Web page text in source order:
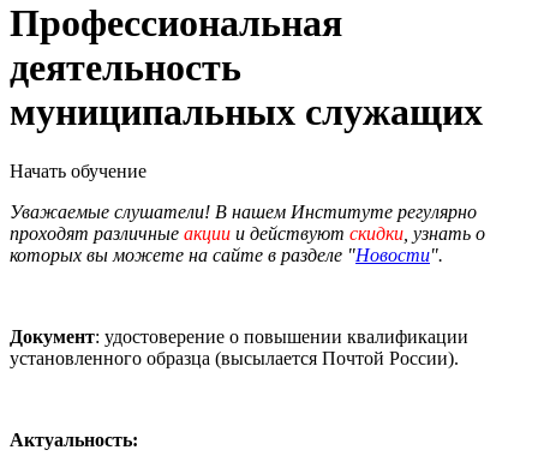
Профессиональная
деятельность
муниципальных служащих
Начать обучение
Уважаемые слушатели! В нашем Институте регулярно
проходят различные акции и действуют скидки , узнать о
которых вы можете на сайте в разделе "Новости".
Документ: удостоверение о повышении квалификации
установленного образца (высылается Почтой России).
Актуальность: